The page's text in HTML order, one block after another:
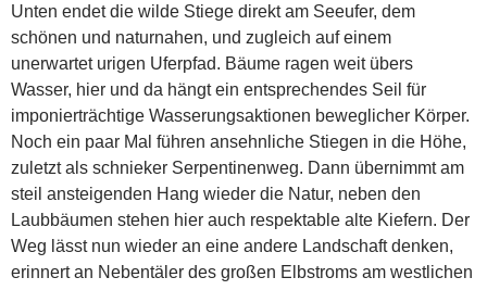
Unten endet die wilde Stiege direkt am Seeufer, dem
schönen und naturnahen, und zugleich auf einem
unerwartet urigen Uferpfad. Bäume ragen weit übers
Wasser, hier und da hängt ein entsprechendes Seil für
imponierträchtige Wasserungsaktionen beweglicher Körper.
Noch ein paar Mal führen ansehnliche Stiegen in die Höhe,
zuletzt als schnieker Serpentinenweg. Dann übernimmt am
steil ansteigenden Hang wieder die Natur, neben den
Laubbäumen stehen hier auch respektable alte Kiefern. Der
Weg lässt nun wieder an eine andere Landschaft denken,
erinnert an Nebentäler des großen Elbstroms am westlichen